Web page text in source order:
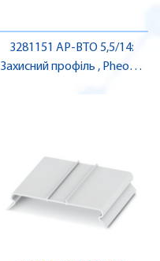
3281151 AP-BTO 5,5/14:
Захисний профіль , Pheonix